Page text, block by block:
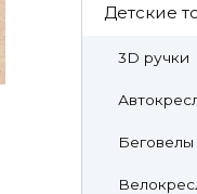
Детские
3D ручки
Беговелы